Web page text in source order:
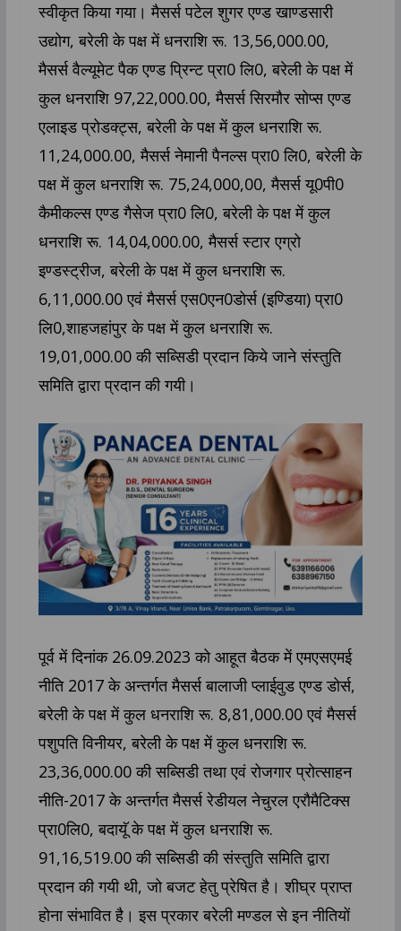
स्वीकृत किया गया। मैसर्स पटेल शुगर एण्ड खाण्डसारी
उद्योग, बरेली के पक्ष में धनराशि रू. 13,56,000.00,
मैसर्स वैल्यूमेट पैक एण्ड प्रिन्ट प्रा0 लि0, बरेली के पक्ष में
कुल धनराशि 97,22,000.00, मैसर्स सिरमौर सोप्स एण्ड
एलाइड प्रोडक्ट्स, बरेली के पक्ष में कुल धनराशि रू.
11,24,000.00, मैसर्स नेमानी पैनल्स प्रा0 लि0, बरेली के
पक्ष में कुल धनराशि रू. 75,24,000,00, मैसर्स यू0पी0
कैमीकल्स एण्ड गैसेज प्रा0 लि0, बरेली के पक्ष में कुल
धनराशि रू. 14,04,000.00, मैसर्स स्टार एग्रो
इण्डस्ट्रीज, बरेली के पक्ष में कुल धनराशि रू.
6,11,000.00 एवं मैसर्स एस0एन0डोर्स (इण्डिया) प्रा0
लि0,शाहजहांपुर के पक्ष में कुल धनराशि रू.
19,01,000.00 की सब्सिडी प्रदान किये जाने संस्तुति
समिति द्वारा प्रदान की गयी।
पूर्व में दिनांक 26.09.2023 को आहूत बैठक में एमएसएमई
नीति 2017 के अन्तर्गत मैसर्स बालाजी प्लाईवुड एण्ड डोर्स,
बरेली के पक्ष में कुल धनराशि रू. 8,81,000.00 एवं मैसर्स
पशुपति विनीयर, बरेली के पक्ष में कुल धनराशि रू.
23,36,000.00 की सब्सिडी तथा एवं रोजगार प्रोत्साहन
नीति-2017 के अन्तर्गत मैसर्स रेडीयल नेचुरल एरौमैटिक्स
प्रा0लि0, बदायूॅ के पक्ष में कुल धनराशि रू.
91,16,519.00 की सब्सिडी की संस्तुति समिति द्वारा
प्रदान की गयी थी, जो बजट हेतु प्रेषित है। शीघ्र प्राप्त
होना संभावित है। इस प्रकार बरेली मण्डल से इन नीतियों